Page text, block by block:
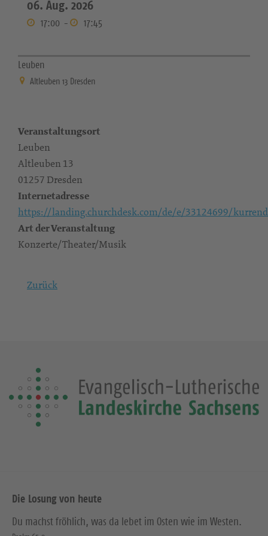
06. Aug. 2026
17:00 - 17:45
Leuben
Altleuben 13 Dresden
Veranstaltungsort
Leuben
Altleuben 13
01257 Dresden
Internetadresse
https://landing.churchdesk.com/de/e/33124699/
Art der Veranstaltung
Konzerte/Theater/Musik
Zurück
Die Losung von heute
Du machst fröhlich, was da lebet im Osten wie im Westen.